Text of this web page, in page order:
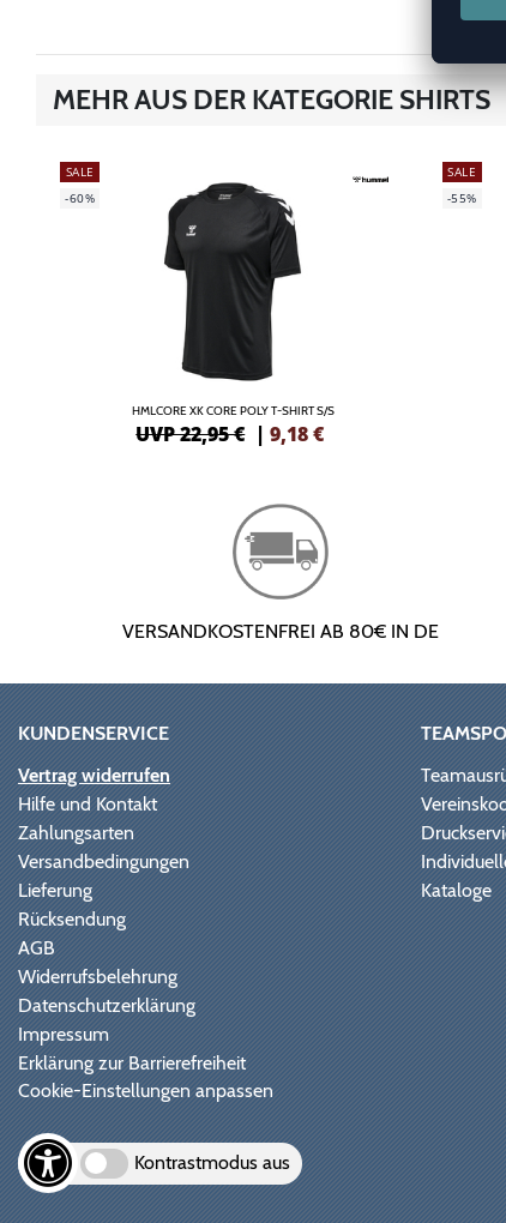
MEHR AUS DER KATEGORIE SHIRTS
SALE
-60%
HMLCORE XK CORE POLY T-SHIRT S/S
UVP 22,95 € |9,18€
SALE
-55%
VERSANDKOSTENFREI AB 80€ IN DE
KUNDENSERVICE
Vertrag widerrufen
Hilfe und Kontakt
Zahlungsarten
Versandbedingungen
Lieferung
Rücksendung
AGB
Widerrufsbelehrung
Datenschutzerklärung
Impressum
Erklärung zur Barrierefreiheit
Cookie-Einstellungen anpassen
Kontrastmodus aus
Kataloge